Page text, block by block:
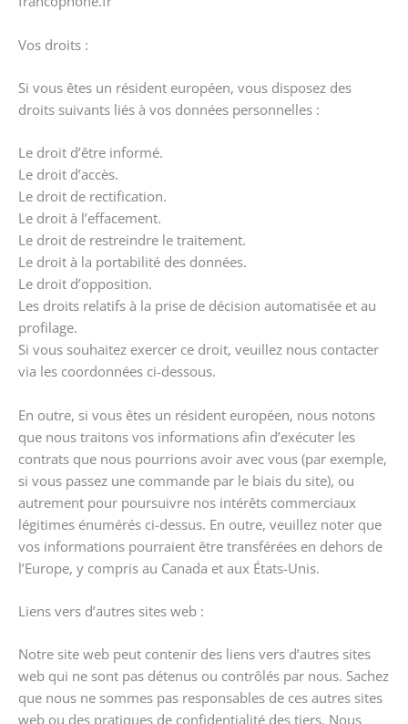
Vos droits :
Si vous êtes un résident européen, vous disposez des
droits suivants liés à vos données personnelles :
Le droit d’être informé.
Le droit d’accès.
Le droit de rectification.
Le droit à l’effacement.
Le droit de restreindre le traitement.
Le droit à la portabilité des données.
Le droit d’opposition.
Les droits relatifs à la prise de décision automatisée et au
profilage.
Si vous souhaitez exercer ce droit, veuillez nous contacter
via les coordonnées ci-dessous.
En outre, si vous êtes un résident européen, nous notons
que nous traitons vos informations afin d’exécuter les
contrats que nous pourrions avoir avec vous (par exemple,
si vous passez une commande par le biais du site), ou
autrement pour poursuivre nos intérêts commerciaux
légitimes énumérés ci-dessus. En outre, veuillez noter que
vos informations pourraient être transférées en dehors de
l’Europe, y compris au Canada et aux États-Unis.
Liens vers d’autres sites web :
Notre site web peut contenir des liens vers d’autres sites
web qui ne sont pas détenus ou contrôlés par nous. Sachez
que nous ne sommes pas responsables de ces autres sites
web ou des pratiques de confidentialité des tiers. Nous